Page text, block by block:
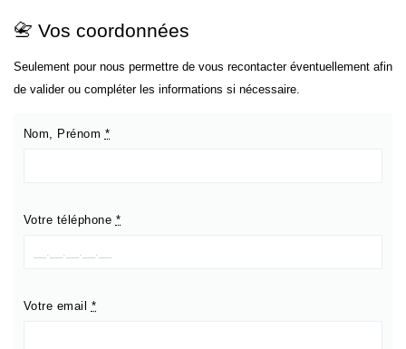
📇 Vos coordonnées
Seulement pour nous permettre de vous recontacter éventuellement afin
de valider ou compléter les informations si nécessaire.
Nom, Prénom *
Votre téléphone *
Votre email *